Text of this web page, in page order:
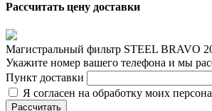
Рассчитать цену доставки
Магистральный фильтр STEEL BRAVO
Укажите номер вашего телефона и мы
Пункт доставки
Я согласен на обработку моих
Рассчитать